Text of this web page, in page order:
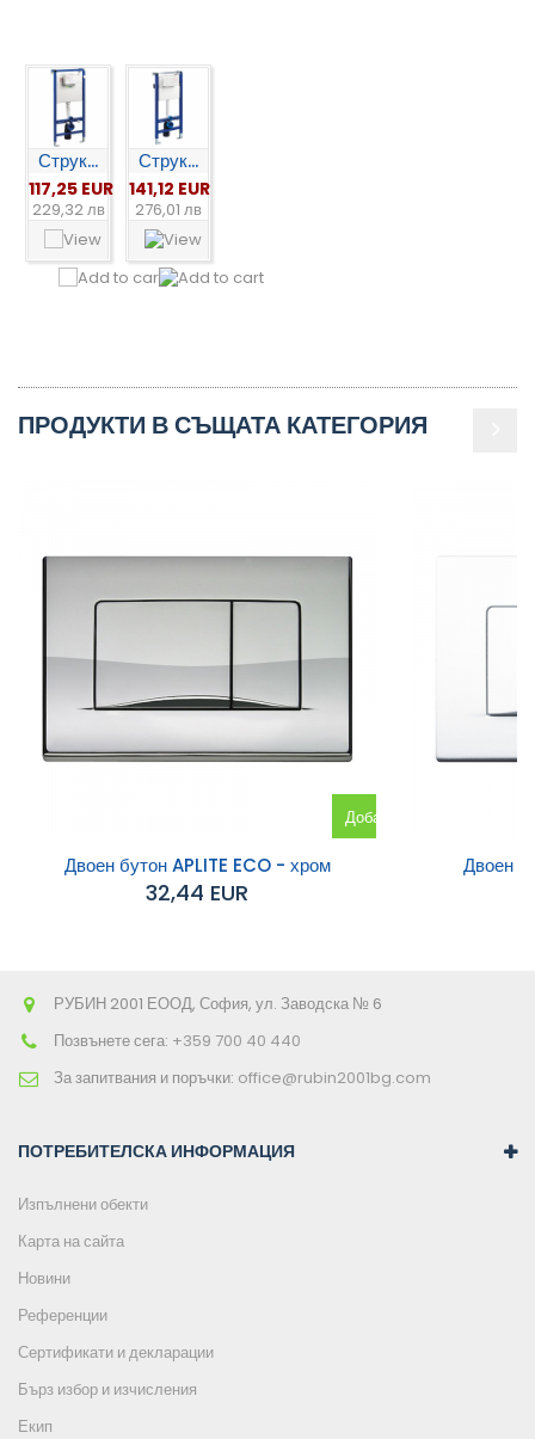
Струк...
117,25 EUR
229,32 лв
Струк...
141,12 EUR
276,01 лв
ПРОДУКТИ В СЪЩАТА КАТЕГОРИЯ
Добавяне
Двоен бутон APLITE ECO - хром
32,44 EUR
Двоен
РУБИН 2001 ЕООД, София, ул. Заводска № 6
Позвънете сега: +359 700 40 440
За запитвания и поръчки: office@rubin2001bg.com
ПОТРЕБИТЕЛСКА ИНФОРМАЦИЯ
Изпълнени обекти
Карта на сайта
Новини
Референции
Сертификати и декларации
Бърз избор и изчисления
Екип